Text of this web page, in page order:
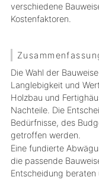
verschiedene
Kostenfaktoren.
Die Wahl der
Langlebigkeit und
Holzbau und
Nachteile. Die
Bedürfnisse, des
getroffen werden.
Eine fundierte
die passende
Entscheidung